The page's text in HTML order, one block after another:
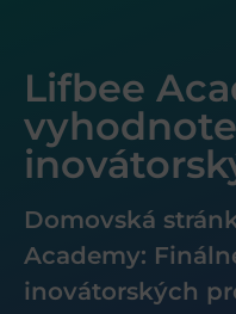
Lifbee
Domovská
Academy:
inovátorských